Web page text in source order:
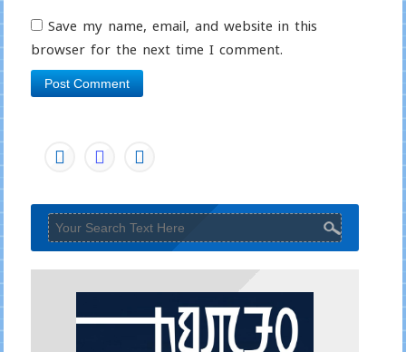
Save my name, email, and website in this
browser for the next time I comment.